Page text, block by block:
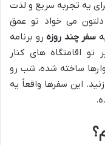
یه تجربه سریع و لذت
دلتون می خواد تو عمق
سفر چند روزهرو برنامه
اقامتگاه های کنار
ساخته شده، شب رو
این سفرها واقعاً یه